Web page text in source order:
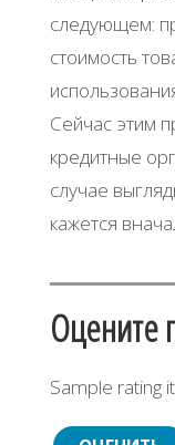
следующем:
стоимость
Сейчас этим
кредитные
случае
кажется
Оцените
Sample rating